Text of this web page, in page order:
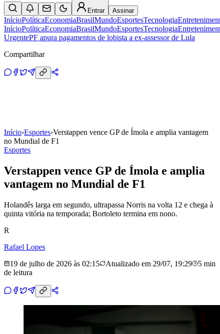
Entrar Assinar
InícioPolíticaEconomiaBrasilMundoEsportesTecnologia
InícioPolíticaEconomiaBrasilMundoEsportesTecnologia
UrgentePF apura pagamentos de lobista a ex-assessor de Lula
Compartilhar
Início›Esportes›Verstappen vence GP de Ímola e amplia vantagem
no Mundial de F1
Esportes
Verstappen vence GP de Ímola e amplia
vantagem no Mundial de F1
Holandês larga em segundo, ultrapassa Norris na volta 12 e chega à
quinta vitória na temporada; Bortoleto termina em nono.
R
Rafael Lopes
19 de julho de 2026 às 02:15
Atualizado em 29/07, 19:29
5 min
de leitura